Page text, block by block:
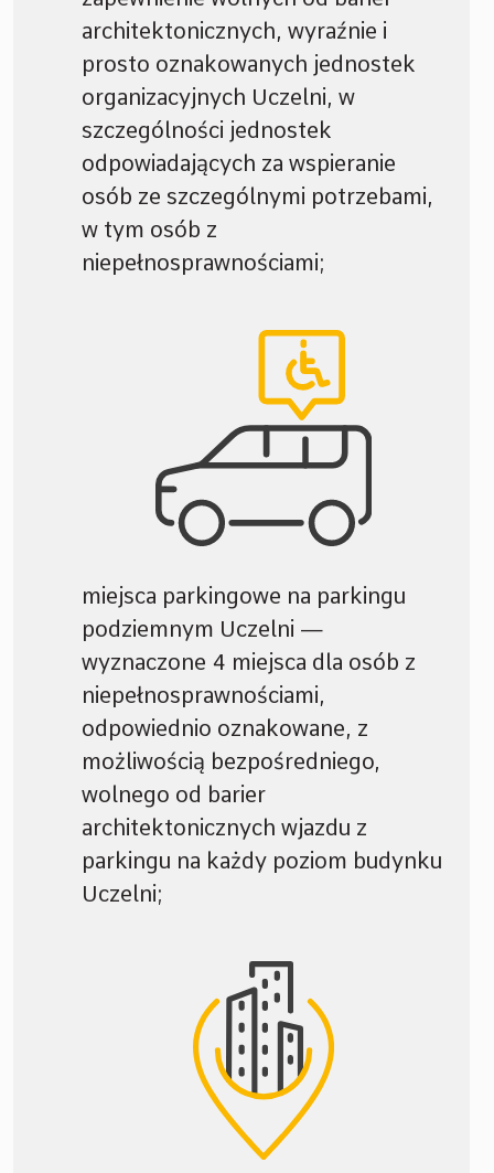
architektonicznych, wyraźnie i
prosto oznakowanych jednostek
organizacyjnych Uczelni, w
szczególności jednostek
odpowiadających za wspieranie
osób ze szczególnymi potrzebami,
w tym osób z
niepełnosprawnościami;
miejsca parkingowe na parkingu
podziemnym Uczelni —
wyznaczone 4 miejsca dla osób z
niepełnosprawnościami,
odpowiednio oznakowane, z
możliwością bezpośredniego,
wolnego od barier
architektonicznych wjazdu z
parkingu na każdy poziom budynku
Uczelni;